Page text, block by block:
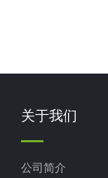
关于我们
公司简介